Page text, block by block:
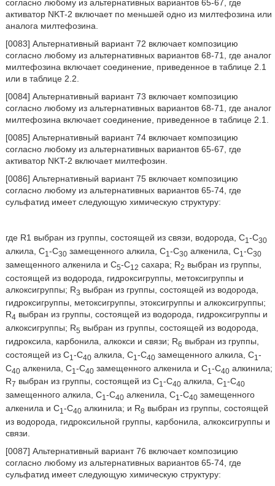
согласно любому из альтернативных вариантов 65-67, где
активатор NKT-2 включает по меньшей одно из милтефозина или
аналога милтефозина.
[0083] Альтернативный вариант 72 включает композицию
согласно любому из альтернативных вариантов 68-71, где аналог
милтефозина включает соединение, приведенное в таблице 2.1
или в таблице 2.2.
[0084] Альтернативный вариант 73 включает композицию
согласно любому из альтернативных вариантов 68-71, где аналог
милтефозина включает соединение, приведенное в таблице 2.1.
[0085] Альтернативный вариант 74 включает композицию
согласно любому из альтернативных вариантов 65-67, где
активатор NKT-2 включает милтефозин.
[0086] Альтернативный вариант 75 включает композицию
согласно любому из альтернативных вариантов 65-74, где
сульфатид имеет следующую химическую структуру:
где R1 выбран из группы, состоящей из связи, водорода, C1 -C30
алкила, C1 -C30замещенного алкила, C1 -C30алкенила, C1 -C30
замещенного алкенила и С5-С12 сахара; R2 выбран из группы,
состоящей из водорода, гидроксигруппы, метоксигруппы и
алкоксигруппы; R3 выбран из группы, состоящей из водорода,
гидроксигруппы, метоксигруппы, этоксигруппы и алкоксигруппы;
R4 выбран из группы, состоящей из водорода, гидроксигруппы и
алкоксигруппы; R5 выбран из группы, состоящей из водорода,
гидроксила, карбонила, алкокси и связи; R6 выбран из группы,
состоящей из С1 -С40алкила, С1 -С40замещенного алкила, С1 -
С40алкенила, С1 -С40замещенного алкенила и С1 -С40алкинила;
R7 выбран из группы, состоящей из С1 -С40алкила, С1 -С40
замещенного алкила, С1 -С40алкенила, С1 -С40замещенного
алкенила и C1 -С40алкинила; и R8 выбран из группы, состоящей
из водорода, гидроксильной группы, карбонила, алкоксигруппы и
связи.
[0087] Альтернативный вариант 76 включает композицию
согласно любому из альтернативных вариантов 65-74, где
сульфатид имеет следующую химическую структуру: